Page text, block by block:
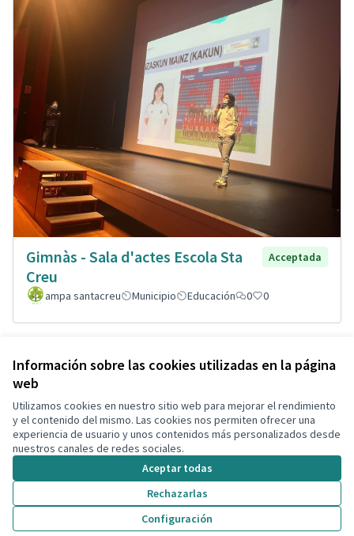
Información sobre las cookies utilizadas en la página
web
Utilizamos cookies en nuestro sitio web para mejorar el rendimiento
y el contenido del mismo. Las cookies nos permiten ofrecer una
experiencia de usuario y unos contenidos más personalizados desde
nuestros canales de redes sociales.
Aceptar todas
Rechazarlas
Configuración
Gimnàs - Sala d'actes Escola Sta
Creu
Acceptada
ampa santacreu Municipio Educación 0 0
Ver todas las propuestas retiradas
Términos y condiciones de uso
Configuración de cookies
Decidim Calafell en X
(Enlace externo)
Decidim Calafell en Facebook
Decidim Calafell en YouTube
Decidim Calafell en GitHub
(Enlace externo)
Web creada consoftware libre .
Con licencia
(Enlace